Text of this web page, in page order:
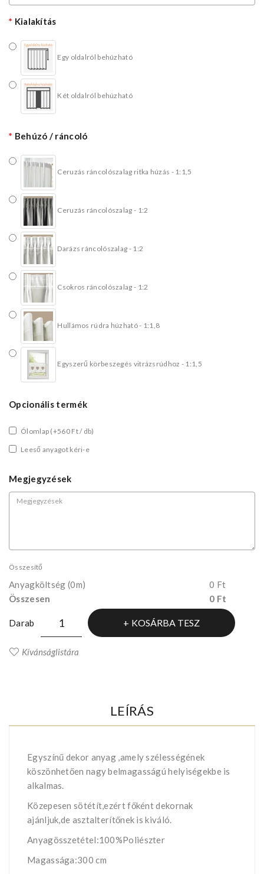
Kialakítás
Egy oldalról behúzható
Két oldalról behúzható
Behúzó / ráncoló
Ceruzás ráncolószalag ritka húzás - 1:1,5
Ceruzás ráncolószalag - 1:2
Darázs ráncolószalag - 1:2
Csokros ráncolószalag - 1:2
Hullámos rúdra húzható - 1:1,8
Egyszerű körbeszegés vitrázsrúdhoz - 1:1,5
Opcionális termék
Ólomlap (+560 Ft / db)
Leeső anyagot kéri-e
Megjegyzések
Összesítő
Anyagköltség (0m)
0 Ft
Összesen
0 Ft
Darab KOSÁRBA TESZ
Kívánságlistára
LEÍRÁS
Egyszínű dekor anyag ,amely szélességének
köszönhetően nagy belmagasságú helyiségekbe is
alkalmas.
Közepesen sötétít,ezért főként dekornak
ajánljuk,de asztalterítőnek is kiváló.
Anyagösszetétel:100%Poliészter
Magassága:300 cm